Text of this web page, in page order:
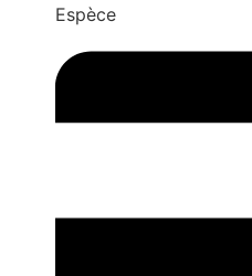
Espèce